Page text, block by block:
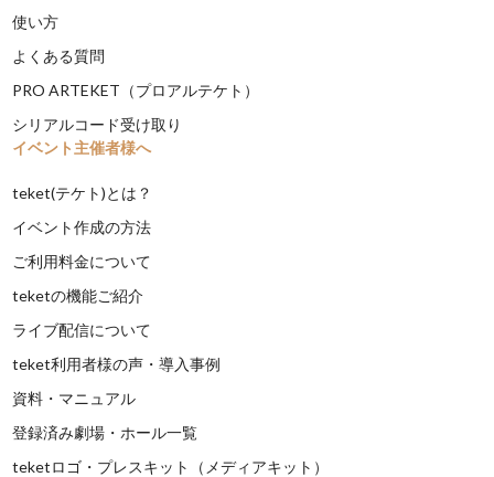
使い方
よくある質問
PRO ARTEKET（プロアルテケト）
シリアルコード受け取り
イベント主催者様へ
teket(テケト)とは？
イベント作成の方法
ご利用料金について
teketの機能ご紹介
ライブ配信について
teket利用者様の声・導入事例
資料・マニュアル
登録済み劇場・ホール一覧
teketロゴ・プレスキット（メディアキット）